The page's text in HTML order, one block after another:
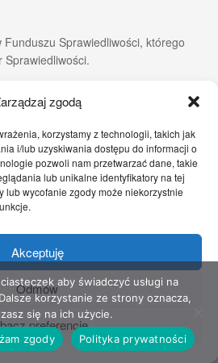
zgodą
korzystamy z technologii, takich jak
i/lub uzyskiwania dostępu do informacji o
pozwoli nam przetwarzać dane, takie
lub unikalne identyfikatory na tej
lub wycofanie zgody może niekorzystnie
Akceptuję
Odmów
preferencje
Sprawiedliwości, którego
Wiadomości Sport
Zdrowie
Kontakt
Przyjaciół Zdrowia - Wszelkie prawa
aby świadczyć usługi na
korzystanie ze strony oznacza,
się na ich użycie.
zgody Polityka prywatności